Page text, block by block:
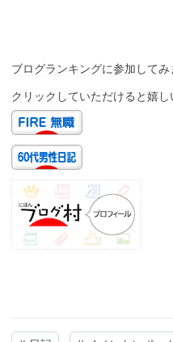
ブログランキングに参加してみ
クリックしていただけると嬉し